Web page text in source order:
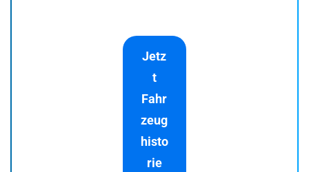
Jetz
t
Fahr
zeug
histo
rie